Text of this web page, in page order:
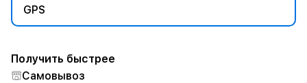
GPS
Получить быстрее
Самовывоз